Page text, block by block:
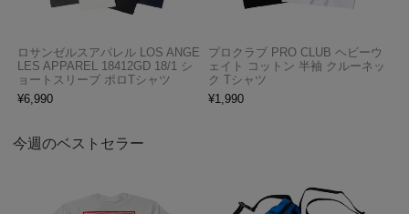
ロサンゼルスアパレル LOS ANGE
LES APPAREL 18412GD 18/1 シ
ョートスリーブ ポロTシャツ
¥6,990
プロクラブ PRO CLUB ヘビーウ
ェイト コットン 半袖 クルーネッ
ク Tシャツ
¥1,990
今週のベストセラー